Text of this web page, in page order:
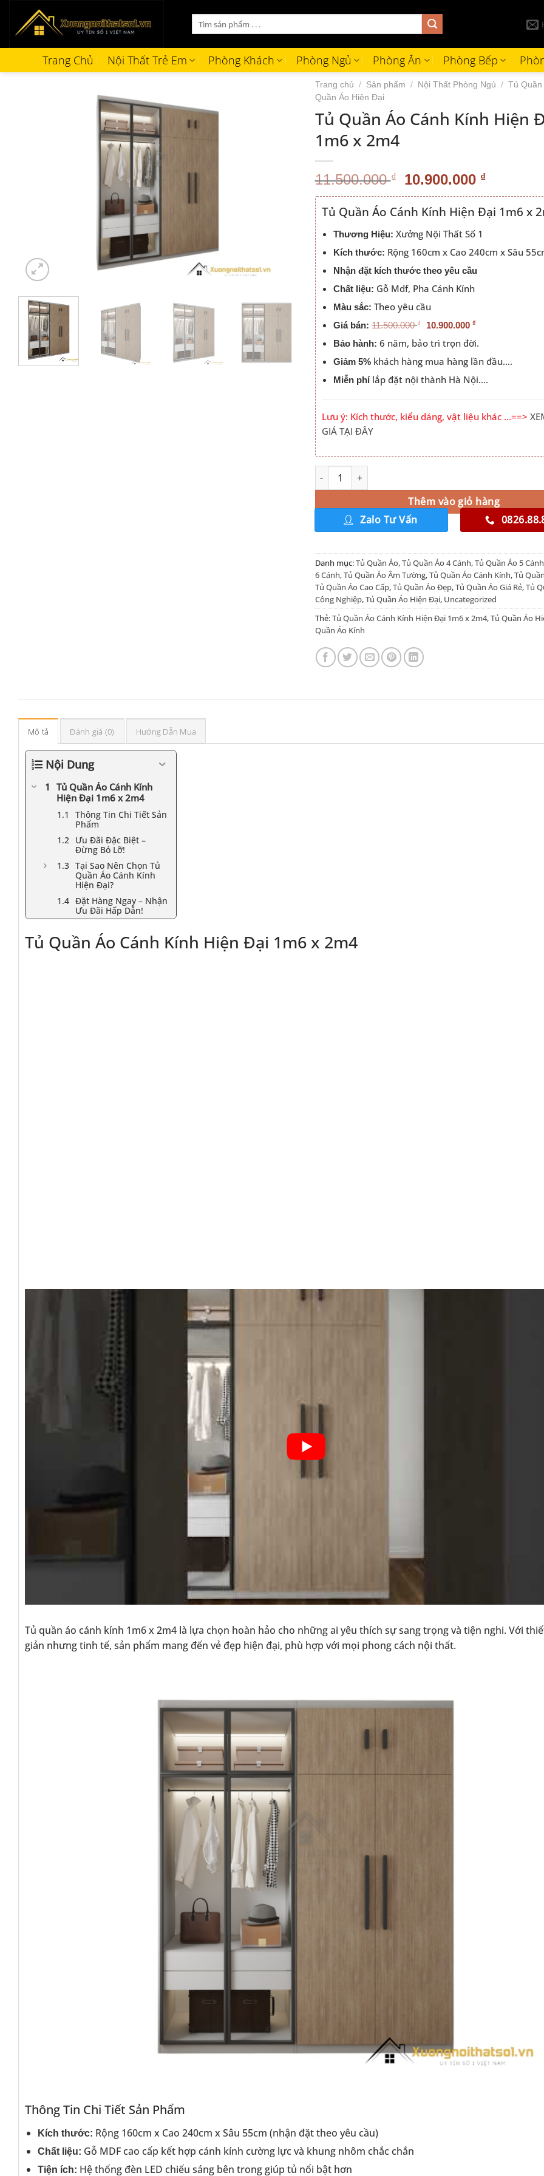
Tìm
kiếm:
Trang Chủ Nội Thất Trẻ Em Phòng Khách Phòng Ngủ Phòng Ăn Phòng Bếp
Trang chủ / Sản phẩm / Nội Thất Phòng Ngủ / Tủ Quần
Quần Áo Hiện Đại
Tủ Quần Áo Cánh Kính Hiện
1m6 x 2m4
11.500.000₫ Giá
gốc
là:
11.500.000 ₫.
10.900.000 ₫Giá
hiện
tại
là:
Tủ Quần Áo Cánh Kính Hiện Đại 1m6 x
Thương Hiệu: Xưởng Nội Thất Số 1
Kích thước: Rộng 160cm x Cao 240cm x Sâu
Nhận đặt kích thước theo yêu cầu
Chất liệu: Gỗ Mdf, Pha Cánh Kính
Màu sắc: Theo yêu cầu
Giá bán: 11.500.000 ₫ 10.900.000 ₫
Bảo hành: 6 năm, bảo trì trọn đời.
Giảm 5% khách hàng mua hàng lần đầu….
Miễn phílắp đặt nội thành Hà Nội….
Lưu ý: Kích thước, kiểu dáng, vật liệu khác …==>
GIÁ TẠI ĐÂY
Tủ Quần Áo Cánh Kính Hiện Đại 1m6 x 2m4 số lượng
Thêm vào giỏ hàng
Alternative:
Zalo Tư Vấn
Danh mục:Tủ Quần Áo,Tủ Quần Áo 4 Cánh,Tủ Quần Áo 5 Cánh
6 Cánh,Tủ Quần Áo Âm Tường,Tủ Quần Áo Cánh Kính,Tủ
Tủ Quần Áo Cao Cấp,Tủ Quần Áo Đẹp,Tủ Quần Áo Giá Rẻ,Tủ
Công Nghiệp,Tủ Quần Áo Hiện Đại, Uncategorized
Thẻ:Tủ Quần Áo Cánh Kính Hiện Đại 1m6 x 2m4,Tủ Quần Áo
Quần Áo Kính
Mô tả Đánh giá (0) Hướng Dẫn Mua
Nội Dung
Tủ Quần Áo Cánh Kính
Hiện Đại 1m6 x 2m4
Thông Tin Chi Tiết Sản
Phẩm
Ưu Đãi Đặc Biệt –
Đừng Bỏ Lỡ!
Tại Sao Nên Chọn Tủ
Quần Áo Cánh Kính
Hiện Đại?
Đặt Hàng Ngay – Nhận
Ưu Đãi Hấp Dẫn!
Tủ Quần Áo Cánh Kính Hiện Đại 1m6 x 2m4
Tủ quần áo cánh kính 1m6 x 2m4 là lựa chọn hoàn hảo cho những ai yêu thích sự sang trọng và tiện nghi. Với
giản nhưng tinh tế, sản phẩm mang đến vẻ đẹp hiện đại, phù hợp với mọi phong cách nội thất.
Thông Tin Chi Tiết Sản Phẩm
Kích thước: Rộng 160cm x Cao 240cm x Sâu 55cm (nhận đặt theo yêu cầu)
Chất liệu: Gỗ MDF cao cấp kết hợp cánh kính cường lực và khung nhôm chắc chắn
Tiện ích: Hệ thống đèn LED chiếu sáng bên trong giúp tủ nổi bật hơn